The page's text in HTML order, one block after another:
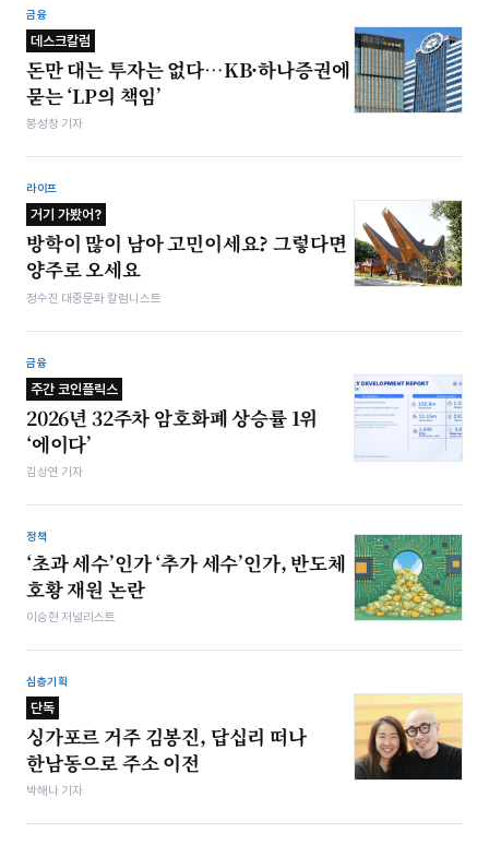
금융
데스크칼럼
돈만 대는 투자는 없다…KB·하나증권에
묻는 ‘LP의 책임’
봉성창 기자
라이프
거기 가봤어?
방학이 많이 남아 고민이세요? 그렇다면
양주로 오세요
정수진 대중문화 칼럼니스트
금융
주간 코인플릭스
2026년 32주차 암호화폐 상승률 1위
‘에이다’
김상연 기자
정책
‘초과 세수’인가 ‘추가 세수’인가, 반도체
호황 재원 논란
이승현 저널리스트
심층기획
단독
싱가포르 거주 김봉진, 답십리 떠나
한남동으로 주소 이전
박해나 기자